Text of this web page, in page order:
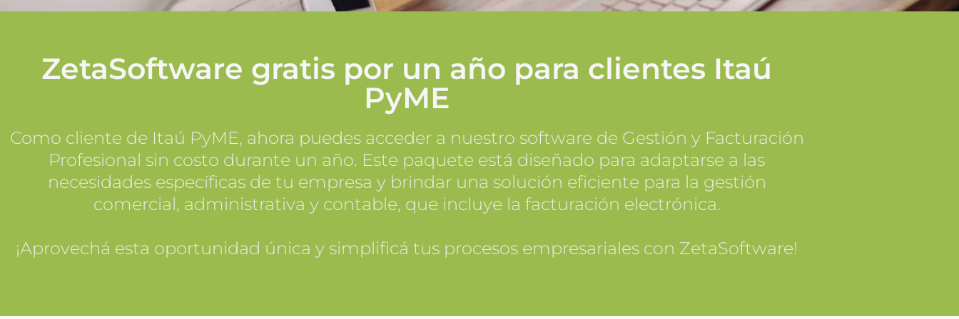
ZetaSoftware gratis por un año para clientes Itaú
PyME
Como cliente de Itaú PyME, ahora puedes acceder a nuestro software de Gestión y Facturación
Profesional sin costo durante un año. Este paquete está diseñado para adaptarse a las
necesidades específicas de tu empresa y brindar una solución eficiente para la gestión
comercial, administrativa y contable, que incluye la facturación electrónica.
¡Aprovechá esta oportunidad única y simplificá tus procesos empresariales con ZetaSoftware!